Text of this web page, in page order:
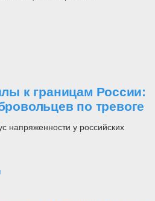
к границам России:
по тревоге
напряженности у российских